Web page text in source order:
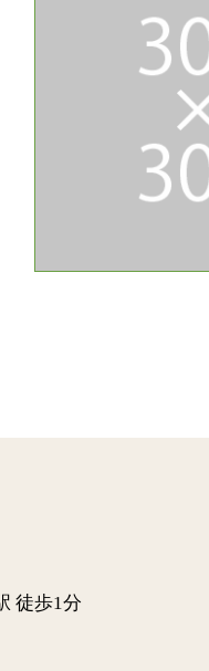
徒歩1分